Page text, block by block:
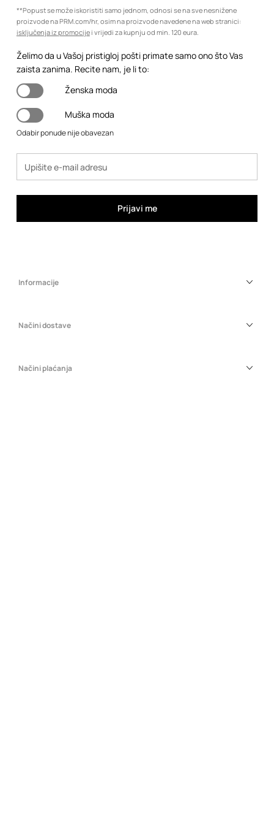
**Popust se može iskoristiti samo jednom, odnosi se na sve nesnižene
proizvode na PRM.com/hr, osim na proizvode navedene na web stranici:
isključenja iz promocijei vrijedi za kupnju od min. 120 eura.
Želimo da u Vašoj pristigloj pošti primate samo ono što Vas
zaista zanima. Recite nam, je li to:
Ženska moda
Muška moda
Odabir ponude nije obavezan
Prijavi me
Informacije
Načini dostave
Načini plaćanja